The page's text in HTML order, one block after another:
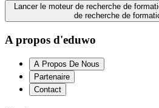
Lancer le moteur de recherche de
de recherche de
A propos d'eduwo
A Propos De Nous
Partenaire
Contact